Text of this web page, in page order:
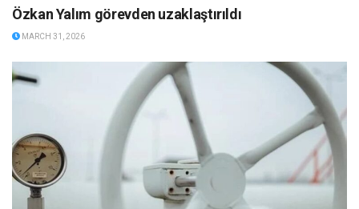
Özkan Yalım görevden uzaklaştırıldı
MARCH 31, 2026